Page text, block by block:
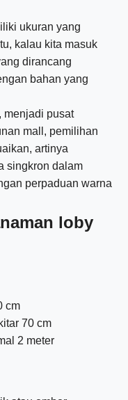
ukuran yang
kalau kita masuk
dirancang
bahan yang
menjadi pusat
mall, pemilihan
artinya
singkron dalam
perpaduan warna
loby
cm
70 cm
2 meter